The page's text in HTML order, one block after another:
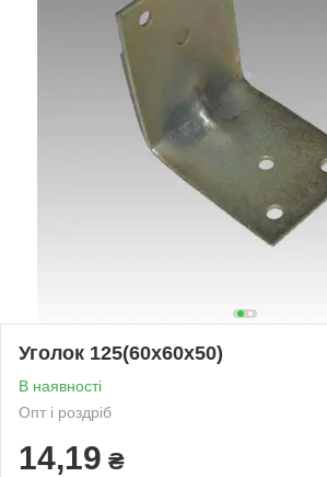
Уголок 125(60х60х50)
В наявності
Опт і роздріб
14,19 ₴